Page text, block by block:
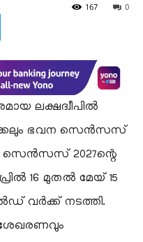
0
167
ലക്ഷദ്വീപിൽ
ഭവന സെൻസസ്
സെൻസസ് 2027ന്റെ
16 മുതൽ മേയ് 15
വർക്ക് നടത്തി.
ശേഖരണവും